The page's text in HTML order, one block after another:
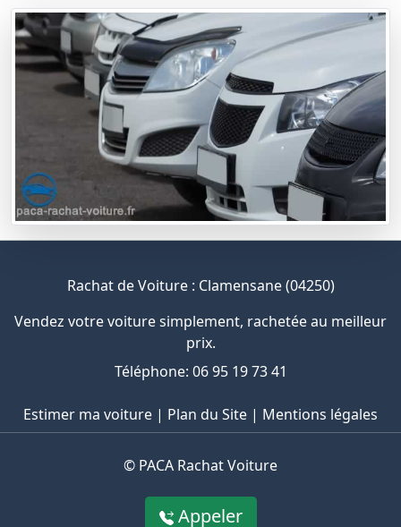
Rachat de Voiture : Clamensane (04250)
Vendez votre voiture simplement, rachetée au meilleur
prix.
Téléphone: 06 95 19 73 41
Estimer ma voiture | Plan du Site | Mentions légales
© PACA Rachat Voiture
Appeler